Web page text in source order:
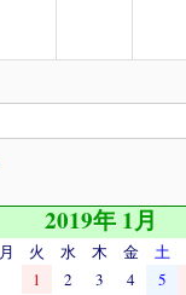
2019年 1月
月 火 水 木 金 土
1
2 3 4
5